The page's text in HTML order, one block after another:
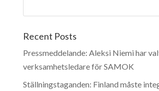
Recent Posts
Pressmeddelande: Aleksi Niemi har
verksamhetsledare för SAMOK
Ställningstaganden: Finland måste